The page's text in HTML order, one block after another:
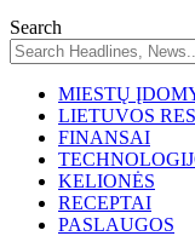
Search
MIESTŲ
LIETUVOS
FINANSAI
KELIONĖS
RECEPTAI
PASLAUGOS